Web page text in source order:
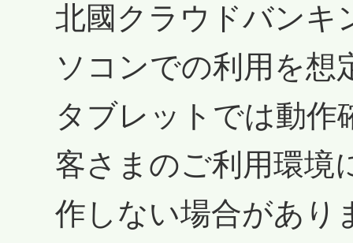
北國クラウドバンキ
ソコンでの利用を想
タブレットでは動作
客さまのご利用環境
作しない場合があり